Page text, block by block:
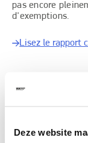
Deze website
pas encore
d'exemptions.
Lisez le rapport
Quelles non-